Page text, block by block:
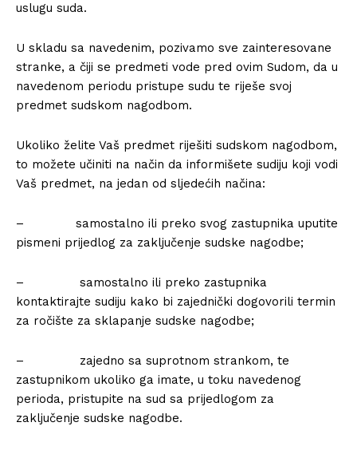
uslugu suda.
U skladu sa navedenim, pozivamo sve zainteresovane
stranke, a čiji se predmeti vode pred ovim Sudom, da u
navedenom periodu pristupe sudu te riješe svoj
predmet sudskom nagodbom.
Ukoliko želite Vaš predmet riješiti sudskom nagodbom,
to možete učiniti na način da informišete sudiju koji vodi
Vaš predmet, na jedan od sljedećih načina:
– samostalno ili preko svog zastupnika uputite
pismeni prijedlog za zaključenje sudske nagodbe;
– samostalno ili preko zastupnika
kontaktirajte sudiju kako bi zajednički dogovorili termin
za ročište za sklapanje sudske nagodbe;
– zajedno sa suprotnom strankom, te
zastupnikom ukoliko ga imate, u toku navedenog
perioda, pristupite na sud sa prijedlogom za
zaključenje sudske nagodbe.